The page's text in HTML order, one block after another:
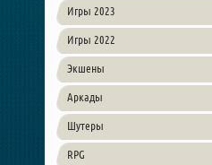
Игры 2023
Игры 2022
Экшены
Аркады
Шутеры
RPG